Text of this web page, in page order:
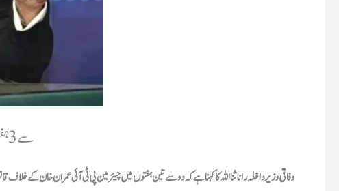
2 سے 3 ہفتوں میں عمران خان کیخلاف قانونی کارروائی کا آغاز ہو جائیگا: رانا ثنا اللہ
وفاقی وزیر داخلہ رانا ثنا اللہ کا کہنا ہے کہ دو سے تین ہفتوں میں چیئرمین پی ٹی آئی عمران خان کے خلاف